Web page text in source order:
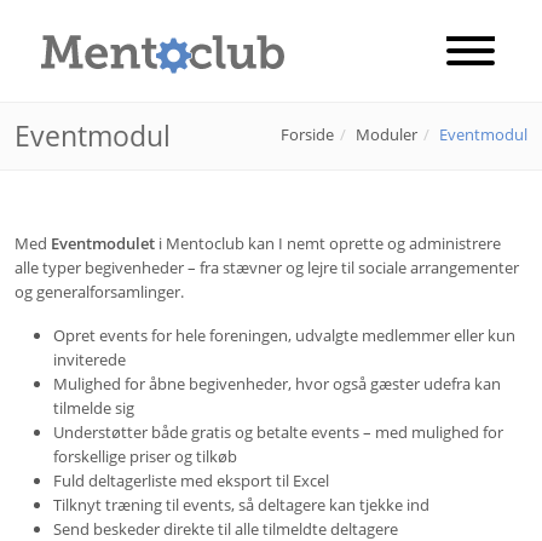
Eventmodul Forside Moduler Eventmodul
Med Eventmodulet i Mentoclub kan I nemt oprette og administrere
alle typer begivenheder – fra stævner og lejre til sociale arrangementer
og generalforsamlinger.
Opret events for hele foreningen, udvalgte medlemmer eller kun
inviterede
Mulighed for åbne begivenheder, hvor også gæster udefra kan
tilmelde sig
Understøtter både gratis og betalte events – med mulighed for
forskellige priser og tilkøb
Fuld deltagerliste med eksport til Excel
Tilknyt træning til events, så deltagere kan tjekke ind
Send beskeder direkte til alle tilmeldte deltagere